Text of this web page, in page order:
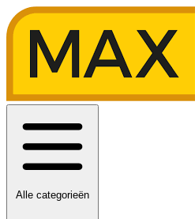
Alle categorieën